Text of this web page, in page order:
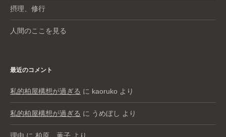
摂理、修行
人間のここを見る
最近のコメント
私的柏屋構想が過ぎる に kaoruko より
私的柏屋構想が過ぎる に うめぼし より